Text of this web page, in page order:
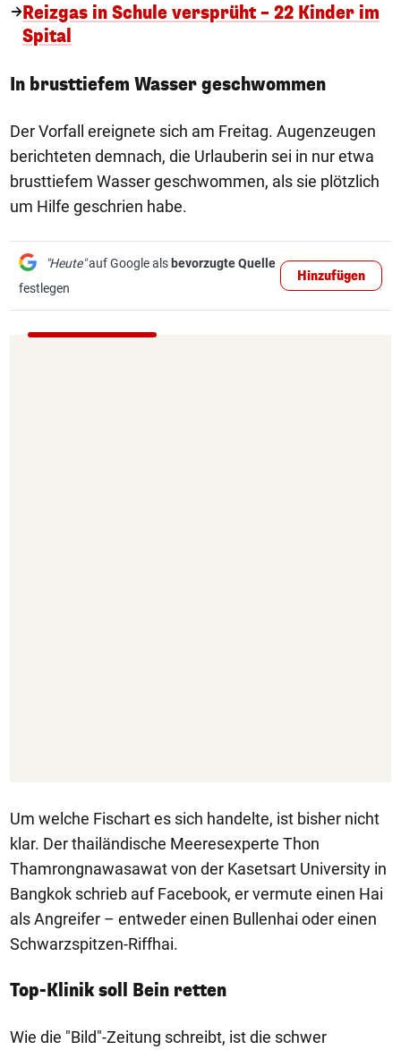
Reizgas in Schule versprüht – 22 Kinder im
Spital
In brusttiefem Wasser geschwommen
Der Vorfall ereignete sich am Freitag. Augenzeugen
berichteten demnach, die Urlauberin sei in nur etwa
brusttiefem Wasser geschwommen, als sie plötzlich
um Hilfe geschrien habe.
"Heute"auf Google als bevorzugte Quelle
festlegen
Hinzufügen
Um welche Fischart es sich handelte, ist bisher nicht
klar. Der thailändische Meeresexperte Thon
Thamrongnawasawat von der Kasetsart University in
Bangkok schrieb auf Facebook, er vermute einen Hai
als Angreifer – entweder einen Bullenhai oder einen
Schwarzspitzen-Riffhai.
Top-Klinik soll Bein retten
Wie die "Bild"-Zeitung schreibt, ist die schwer